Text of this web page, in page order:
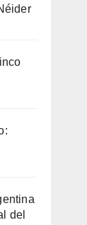
del